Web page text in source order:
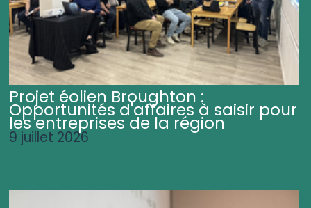
Projet éolien Broughton :
Opportunités d'affaires à saisir pour
les entreprises de la région
9 juillet 2026